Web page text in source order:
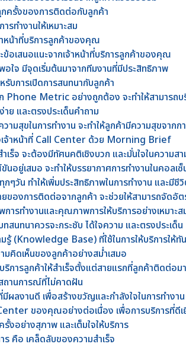
กครั้งของการติดต่อกับลูกค้า
รทำงานให้เหมาะสม
หน้าที่บริการลูกค้าของคุณ
อเสนอแนะจากเจ้าหน้าที่บริการลูกค้าของคุณ
ใจ มีจุดเริ่มต้นมาจากทีมงานที่มีประสิทธิภาพ
รับการเปิดการสนทนากับลูกค้า
Phone Metric อย่างถูกต้อง จะทำให้สามารถ
าย และตรงประเด็นคำถาม
วามสุขในการทำงาน จะทำให้ลูกค้ามีความสุขจากก
เจ้าหน้าที่ Call Center ด้วย Morning Brief
เร็จ จะต้องมีทัศนคติเชิงบวก และมั่นใจในความส
อยู่เสมอ จะทำให้บรรยากาศการทำงานในคอลเ
ๆวัน ทำให้เพิ่มประสิทธิภาพในการทำงาน และมีชี
ยของการติดต่อจากลูกค้า จะช่วยให้สามารถจัดอั
ารทำงานและคุณภาพการให้บริการอย่างเหมาะส
สนทนาควรจะกระชับ ได้ใจความ และตรงประเด็น
รู้ (Knowledge Base) ที่ใช้ในการให้บริการให้ทั
คิดเห็นของลูกค้าอย่างสม่ำเสมอ
ริการลูกค้าให้สำเร็จตั้งแต่สายแรกที่ลูกค้าติดต่อ
ถานการณ์ที่ไม่คาดฝัน
มีผลงานดี เพื่อสร้างขวัญและกำลังใจในการทำงาน
ของคุณอย่างต่อเนื่อง เพื่อการบริการที่ดีเ
งอย่างสุภาพ และเต็มใจให้บริการ
คือ เคล็ดลับของความสำเร็จ